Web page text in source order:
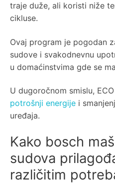
traje duže, ali koristi niže
cikluse.
Ovaj program je pogodan
sudove i svakodnevnu
u domaćinstvima gde se
U dugoročnom smislu,
potrošnji energije i
uređaja.
Kako bosch
sudova
različitim